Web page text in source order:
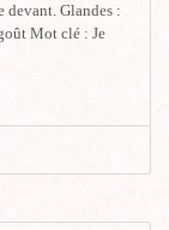
devant. Glandes :
Mot clé : Je